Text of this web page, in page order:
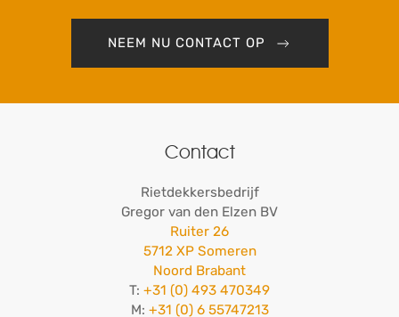
NEEM NU CONTACT OP
Contact
Rietdekkersbedrijf
Gregor van den Elzen BV
Ruiter 26
5712 XP Someren
Noord Brabant
T: +31 (0) 493 470349
M: +31 (0) 6 55747213